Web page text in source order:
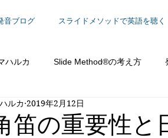
音ブログ スライドメソッドで英語を聴く
ハルカ Slide Method®の考え方
ズ 英語で働く
笛の重要性と
ルカ 2019年2月12日